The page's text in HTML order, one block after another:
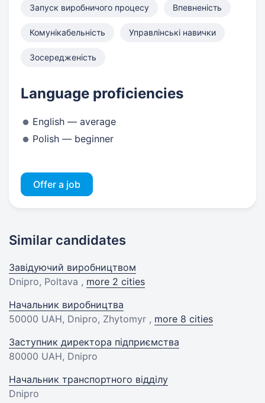
Запуск виробничого процесу Впевненість
Комунікабельність Управлінські навички
Зосередженість
Language proficiencies
English — average
Polish — beginner
Offer a job
Similar candidates
Завідуючий виробництвом
Dnipro, Poltava , more 2 cities
Начальник виробництва
50000 UAH, Dnipro, Zhytomyr , more 8 cities
Заступник директора підприємства
80000 UAH, Dnipro
Начальник транспортного відділу
Dnipro